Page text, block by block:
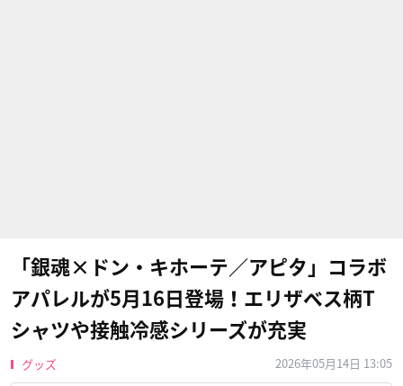
「銀魂×ドン・キホーテ／アピタ」コラボ
アパレルが5月16日登場！エリザベス柄T
シャツや接触冷感シリーズが充実
グッズ 2026年05月14日 13:05